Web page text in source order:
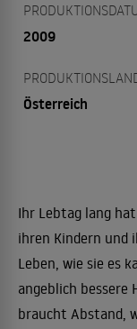
2009
Österreich
Ihr Lebtag lang
ihren Kindern und
Leben, wie sie es
angeblich
braucht Abstand,